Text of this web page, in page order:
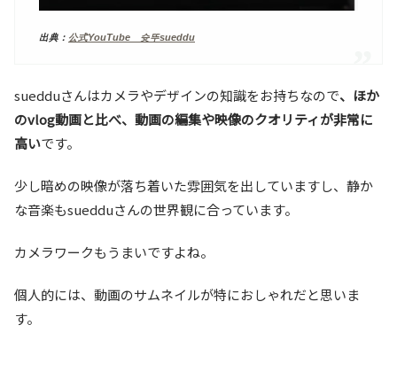
出典： 公式YouTube 슛뚜sueddu
suedduさんはカメラやデザインの知識をお持ちなので、ほか
のvlog動画と比べ、動画の編集や映像のクオリティが非常に
高いです。
少し暗めの映像が落ち着いた雰囲気を出していますし、静か
な音楽もsuedduさんの世界観に合っています。
カメラワークもうまいですよね。
個人的には、動画のサムネイルが特におしゃれだと思いま
す。